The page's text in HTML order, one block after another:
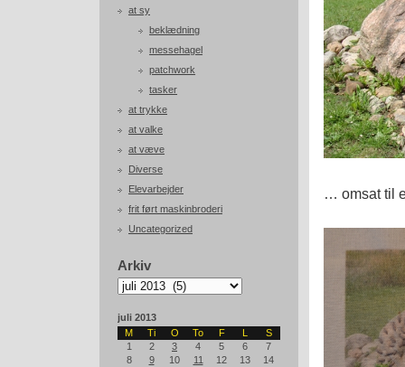
at sy
beklædning
messehagel
patchwork
tasker
at trykke
at valke
at væve
Diverse
Elevarbejder
frit ført maskinbroderi
Uncategorized
Arkiv
Arkiv
juli 2013
M
Ti O To F L
S
1
2 3 4 5 6
7
8
9 10 11 12 13
14
… omsat til